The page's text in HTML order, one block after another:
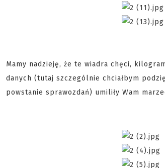
Mamy nadzieję, że te wiadra chęci,
danych (tutaj szczególnie chciałbym
powstanie sprawozdań) umiliły Wam